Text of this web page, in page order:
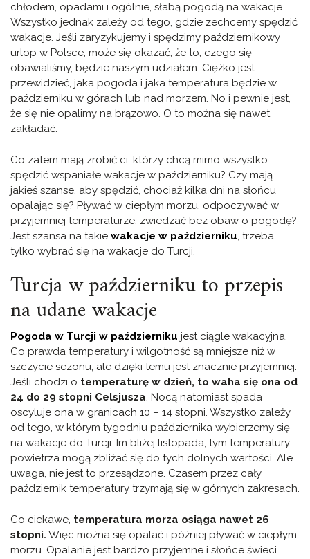
chłodem, opadami i ogólnie, słabą pogodą na wakacje.
Wszystko jednak zależy od tego, gdzie zechcemy spędzić
wakacje. Jeśli zaryzykujemy i spędzimy październikowy
urlop w Polsce, może się okazać, że to, czego się
obawialiśmy, będzie naszym udziałem. Ciężko jest
przewidzieć, jaka pogoda i jaka temperatura będzie w
październiku w górach lub nad morzem. No i pewnie jest,
że się nie opalimy na brązowo. O to można się nawet
zakładać.
Co zatem mają zrobić ci, którzy chcą mimo wszystko
spędzić wspaniałe wakacje w październiku? Czy mają
jakieś szanse, aby spędzić, chociaż kilka dni na słońcu
opalając się? Pływać w ciepłym morzu, odpoczywać w
przyjemniej temperaturze, zwiedzać bez obaw o pogodę?
Jest szansa na takie wakacje w październiku , trzeba
tylko wybrać się na wakacje do Turcji.
Turcja w październiku to przepis
na udane wakacje
Pogoda w Turcji w październiku jest ciągle wakacyjna.
Co prawda temperatury i wilgotność są mniejsze niż w
szczycie sezonu, ale dzięki temu jest znacznie przyjemniej.
Jeśli chodzi o temperaturę w dzień, to waha się ona od
24 do 29 stopni Celsjusza. Nocą natomiast spada
oscyluje ona w granicach 10 – 14 stopni. Wszystko zależy
od tego, w którym tygodniu października wybierzemy się
na wakacje do Turcji. Im bliżej listopada, tym temperatury
powietrza mogą zbliżać się do tych dolnych wartości. Ale
uwaga, nie jest to przesądzone. Czasem przez cały
październik temperatury trzymają się w górnych zakresach.
Co ciekawe, temperatura morza osiąga nawet 26
stopni. Więc można się opalać i później pływać w ciepłym
morzu. Opalanie jest bardzo przyjemne i słońce świeci